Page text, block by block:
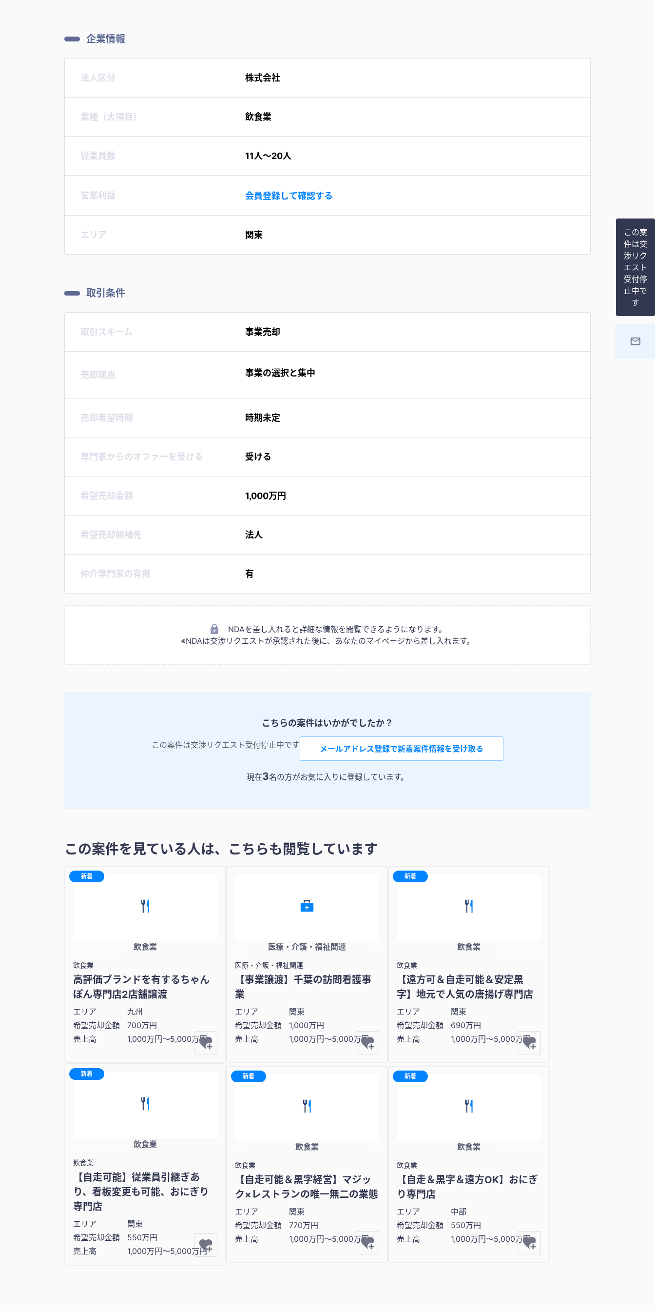
企業情報
法人区分 株式会社
業種（大項目） 飲食業
従業員数 11人〜20人
営業利益 会員登録して確認する
エリア 関東
取引条件
取引スキーム 事業売却
売却理由 事業の選択と集中
売却希望時期 時期未定
専門家からのオファーを受ける 受ける
希望売却金額 1,000万円
希望売却候補先 法人
仲介専門家の有無 有
NDAを差し入れると詳細な情報を閲覧できるようになります。
※NDAは交渉リクエストが承認された後に、あなたのマイページから差し入れます。
こちらの案件はいかがでしたか？
この案件は交渉リクエスト受付停止中です メールアドレス登録で新着案件情報を受け取る
現在3名の方がお気に入りに登録しています。
この案
件は交
渉リク
エスト
受付停
止中で
す
この案件を見ている人は、こちらも閲覧しています
新着
飲食業
飲食業
高評価ブランドを有するちゃん
ぽん専門店2店舗譲渡
エリア
九州
希望売却金額
700万円
売上高
1,000万円〜5,000万円
医療・介護・福祉関連
医療・介護・福祉関連
【事業譲渡】千葉の訪問看護事
業
エリア
関東
希望売却金額
1,000万円
売上高
1,000万円〜5,000万円
新着
飲食業
飲食業
【遠方可＆自走可能＆安定黒
字】地元で人気の唐揚げ専門店
エリア
関東
希望売却金額
690万円
売上高
1,000万円〜5,000万円
新着
飲食業
飲食業
【自走可能】従業員引継ぎあ
り、看板変更も可能、おにぎり
専門店
エリア
関東
希望売却金額
550万円
売上高
1,000万円〜5,000万円
新着
飲食業
飲食業
【自走可能＆黒字経営】マジッ
ク×レストランの唯一無二の業態
エリア
関東
希望売却金額
770万円
売上高
1,000万円〜5,000万円
新着
飲食業
飲食業
【自走＆黒字＆遠方OK】おにぎ
り専門店
エリア
中部
希望売却金額
550万円
売上高
1,000万円〜5,000万円